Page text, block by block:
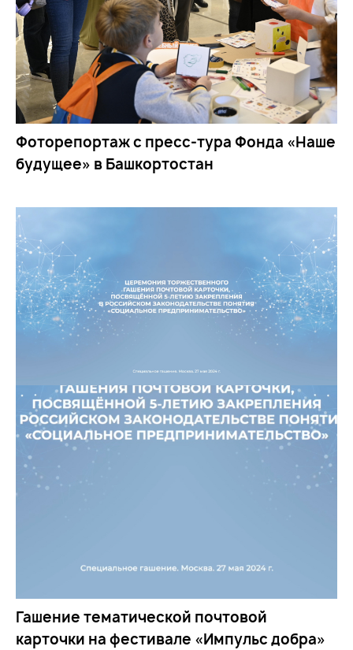
Фоторепортаж с пресс-тура Фонда «Наше
будущее» в Башкортостан
Гашение тематической почтовой
карточки на фестивале «Импульс добра»